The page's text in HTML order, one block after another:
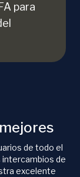
para
de todo el
intercambios de
excelente